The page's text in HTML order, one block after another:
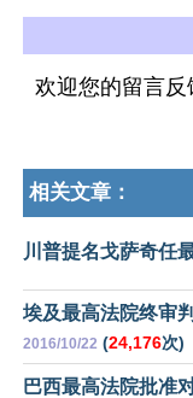
欢迎您的留言反
相关文章：
川普提名戈萨奇任
埃及最高法院终审
2016/10/22 (24,176次)
巴西最高法院批准